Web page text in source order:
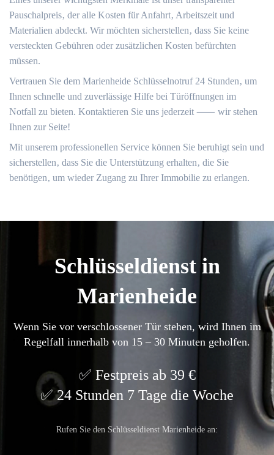
Pauschalpreis‚ der alle Kosten für Anfahrt‚ Arbeitszeit und
Materialien abdeckt.​ Wir möchten sicherstellen‚ dass Sie keine
versteckten Gebühren oder zusätzlichen Kosten befürchten
müssen.
Vertrauen Sie dem Marienheide Schlüsselnotruf 24 Stunden‚ um
Ihnen schnelle und zuverlässige Hilfe bei Türöffnungen im
Notfall zu bieten. Kontaktieren Sie uns jederzeit ⸺ wir stehen
Ihnen zur Seite!
Mit unserem professionellen Service können Sie beruhigt sein und
sicherstellen‚ dass Sie die Unterstützung erhalten‚ die Sie
benötigen‚ um wieder Zugang zu Ihrer Immobilie zu erlangen.​
Schlüsseldienst in
Marienheide
Wenn Sie vor verschlossener Tür stehen, wird Ihnen im
Regelfall innerhalb von 15 – 30 Minuten geholfen.
Festpreis ab 39 €
24 Stunden 7 Tage die Woche
Rufen Sie den Schlüsseldienst Marienheide an: